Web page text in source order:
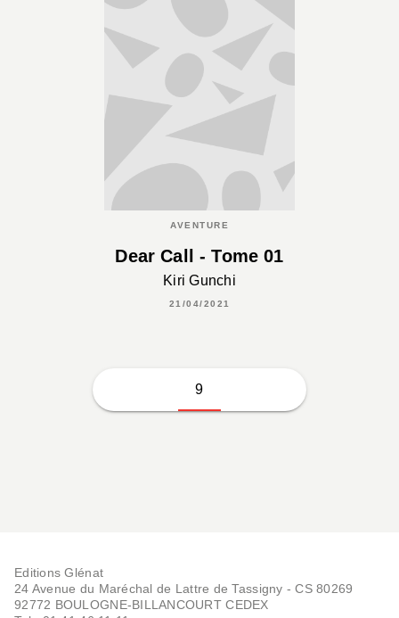
AVENTURE
Dear Call - Tome 01
Kiri Gunchi
21/04/2021
9
Editions Glénat
24 Avenue du Maréchal de Lattre de Tassigny - CS 80269
92772 BOULOGNE-BILLANCOURT CEDEX